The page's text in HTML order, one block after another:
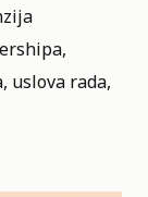
uslova rada,